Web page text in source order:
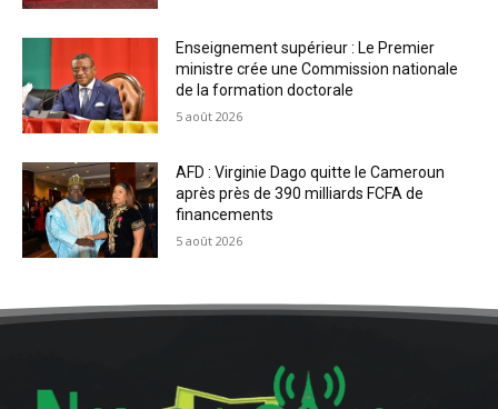
Enseignement supérieur : Le Premier
ministre crée une Commission nationale
de la formation doctorale
5 août 2026
AFD : Virginie Dago quitte le Cameroun
après près de 390 milliards FCFA de
financements
5 août 2026